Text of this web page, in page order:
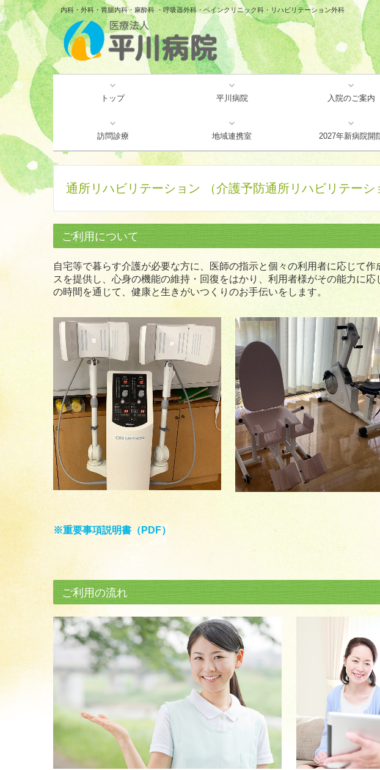
内科・外科・胃腸内科・麻酔科 ・呼吸器外科・ペインクリニック科・リハビリテーション外科
トップ 平川病院
ご挨拶・病院概要
病院紹介
交通案内
厚生労働大臣が定める掲示事項
重要なお知らせ
個人情報保護方針
入院のご案内
障害者施設等一般
地域包括ケア病床
訪問診療
地域連携室 2027年新病院開
通所リハビリテーション （介護予防通所リハビリテーシ
ご利用について
自宅等で暮らす介護が必要な方に、医師の指示と個々の利用者に応じて
スを提供し、心身の機能の維持・回復をはかり、利用者様がその能力に
の時間を通じて、健康と生きがいつくりのお手伝いをします。
※重要事項説明書（PDF）
ご利用の流れ